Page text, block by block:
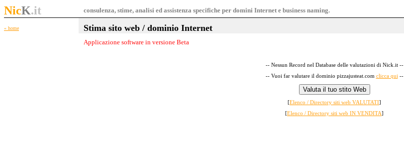
NicK.it consulenza, stime, analisi ed assistenza specifiche per domini Internet e business naming.
« home Stima sito web / dominio Internet
Applicazione software in versione Beta
-- Nessun Record nel Database delle valutazioni di Nick.it --
-- Vuoi far valutare il dominio pizzajusteat.com clicca qui --
[Elenco / Directory siti web VALUTATI]
[Elenco / Directory siti web IN VENDITA]